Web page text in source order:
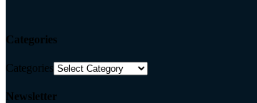
Categories
Categories
Newsletter